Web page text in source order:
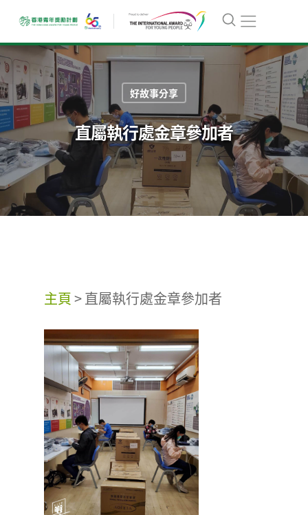
好故事分享
直屬執行處金章參加者
主頁>直屬執行處金章參加者